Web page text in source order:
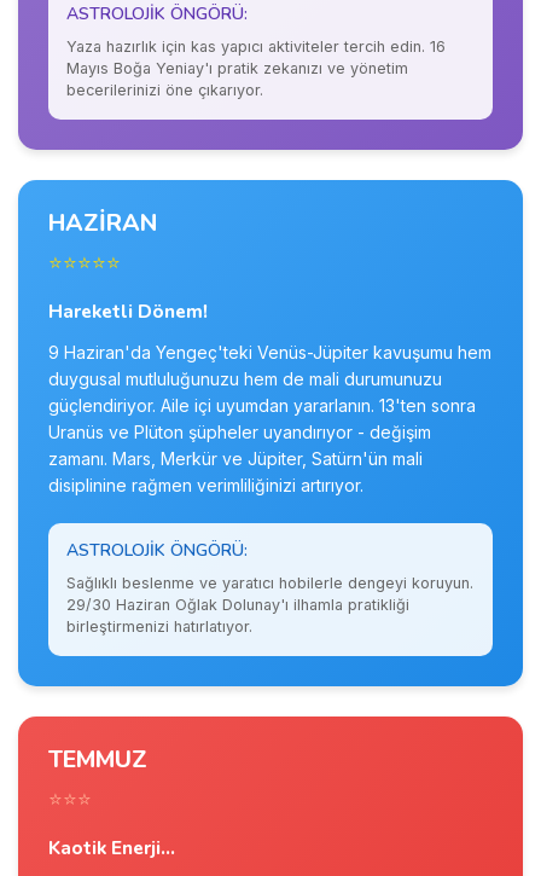
ASTROLOJIK ÖNGÖRÜ:
Yaza hazırlık için kas yapıcı aktiviteler tercih edin. 16
Mayıs Boğa Yeniay'ı pratik zekanızı ve yönetim
becerilerinizi öne çıkarıyor.
HAZİRAN
⭐⭐⭐⭐⭐
Hareketli Dönem!
9 Haziran'da Yengeç'teki Venüs-Jüpiter kavuşumu hem
duygusal mutluluğunuzu hem de mali durumunuzu
güçlendiriyor. Aile içi uyumdan yararlanın. 13'ten sonra
Uranüs ve Plüton şüpheler uyandırıyor - değişim
zamanı. Mars, Merkür ve Jüpiter, Satürn'ün mali
disiplinine rağmen verimliliğinizi artırıyor.
ASTROLOJIK ÖNGÖRÜ:
Sağlıklı beslenme ve yaratıcı hobilerle dengeyi koruyun.
29/30 Haziran Oğlak Dolunay'ı ilhamla pratikliği
birleştirmenizi hatırlatıyor.
TEMMUZ
⭐⭐⭐
Kaotik Enerji...